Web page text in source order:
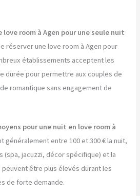
love room à Agen pour une seule nuit
réserver une love room à Agen pour
établissements acceptent les
durée pour permettre aux couples de
romantique sans engagement de
pour une nuit en love room à
généralement entre 100 et 300 € la nuit,
(spa, jacuzzi, décor spécifique) et la
être plus élevés durant les
de forte demande.